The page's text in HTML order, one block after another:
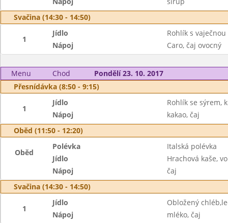
Svačina (14:30 - 14:50)
1
Jídlo
Rohlík s
Nápoj
Caro, čaj ovocný
Menu Chod
Pondělí 23. 10. 2017
Přesnídávka (8:50 - 9:15)
1
Jídlo
Rohlík se sýrem,
Nápoj
kakao, čaj
Oběd (11:50 - 12:20)
Oběd
Polévka
Italská polévka
Jídlo
Hrachová kaše,
Nápoj
čaj
Svačina (14:30 - 14:50)
1
Jídlo
Obložený
Nápoj
mléko, čaj